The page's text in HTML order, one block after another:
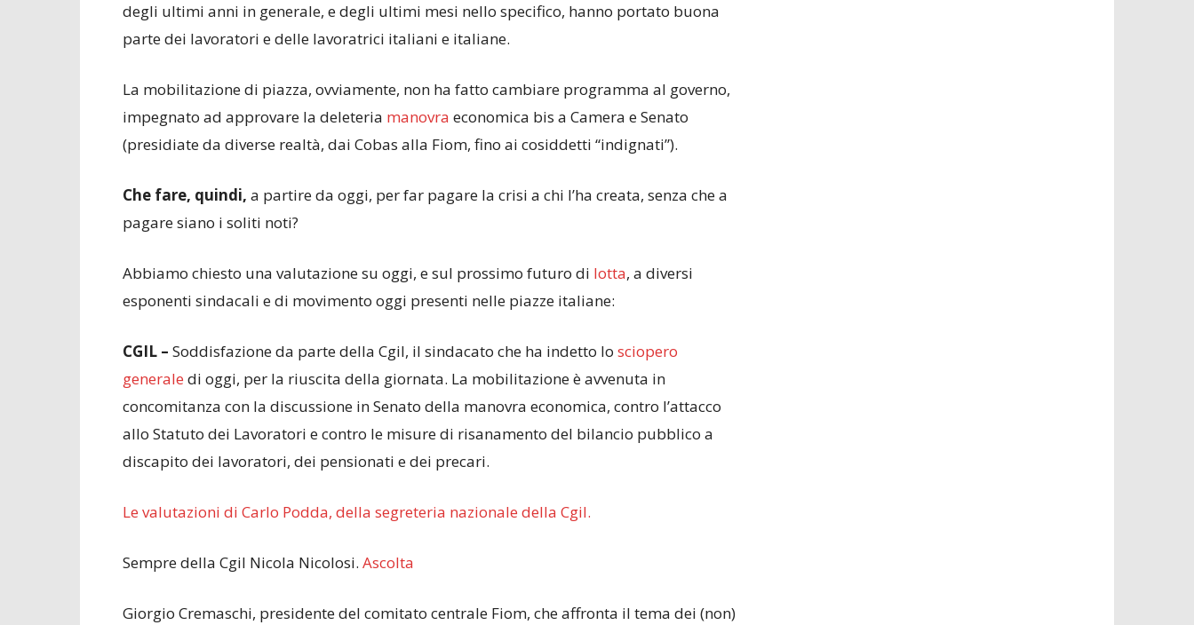
degli ultimi anni in generale, e degli ultimi mesi nello specifico, hanno portato buona
parte dei lavoratori e delle lavoratrici italiani e italiane.
La mobilitazione di piazza, ovviamente, non ha fatto cambiare programma al governo,
impegnato ad approvare la deleteria manovra economica bis a Camera e Senato
(presidiate da diverse realtà, dai Cobas alla Fiom, fino ai cosiddetti “indignati”).
Che fare, quindi, a partire da oggi, per far pagare la crisi a chi l’ha creata, senza che a
pagare siano i soliti noti?
Abbiamo chiesto una valutazione su oggi, e sul prossimo futuro di lotta, a diversi
esponenti sindacali e di movimento oggi presenti nelle piazze italiane:
CGIL – Soddisfazione da parte della Cgil, il sindacato che ha indetto lo sciopero
generale di oggi, per la riuscita della giornata. La mobilitazione è avvenuta in
concomitanza con la discussione in Senato della manovra economica, contro l’attacco
allo Statuto dei Lavoratori e contro le misure di risanamento del bilancio pubblico a
discapito dei lavoratori, dei pensionati e dei precari.
Le valutazioni di Carlo Podda, della segreteria nazionale della Cgil.
Sempre della Cgil Nicola Nicolosi. Ascolta
Giorgio Cremaschi, presidente del comitato centrale Fiom, che affronta il tema dei (non)